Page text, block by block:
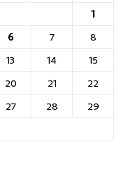
1
6 7
8
13 14
15
20 21
22
27 28
29